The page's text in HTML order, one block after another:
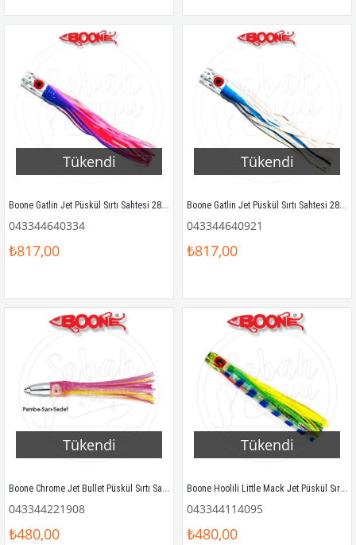
Tükendi
Boone Gatlin Jet Püskül Sırtı Sahtesi 28cm Mavi/Pembe/Beyaz
043344640334
₺817,00
Tükendi
Boone Gatlin Jet Püskül Sırtı Sahtesi 28cm Mavi Mackerel
043344640921
₺817,00
Tükendi
Boone Chrome Jet Bullet Püskül Sırtı Sahtesi 18cm 85gr Pembe Sarı Sedef
043344221908
₺480,00
Tükendi
Boone Hoolili Little Mack Jet Püskül Sırtı Sahtesi 19cm 57gr Rainbow Dolphin
043344114095
₺480,00